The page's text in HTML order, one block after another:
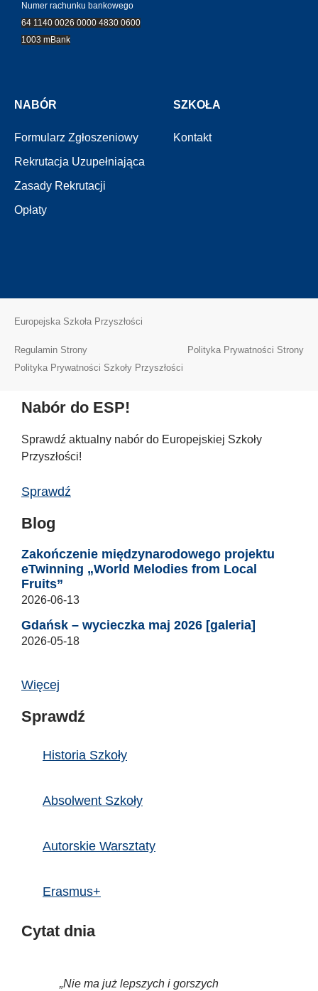
Numer rachunku bankowego
64 1140 0026 0000 4830 0600
1003 mBank
NABÓR
Formularz Zgłoszeniowy
Rekrutacja Uzupełniająca
Zasady Rekrutacji
Opłaty
SZKOŁA
Kontakt
Europejska Szkoła Przyszłości
Regulamin Strony
Polityka Prywatności Strony
Polityka Prywatności Szkoły Przyszłości
Nabór do ESP!
Sprawdź aktualny nabór do Europejskiej Szkoły
Przyszłości!
Sprawdź
Blog
Zakończenie międzynarodowego projektu
eTwinning „World Melodies from Local
Fruits”
2026-06-13
Gdańsk – wycieczka maj 2026 [galeria]
2026-05-18
Więcej
Sprawdź
Historia Szkoły
Absolwent Szkoły
Autorskie Warsztaty
Erasmus+
Cytat dnia
„Nie ma już lepszych i gorszych